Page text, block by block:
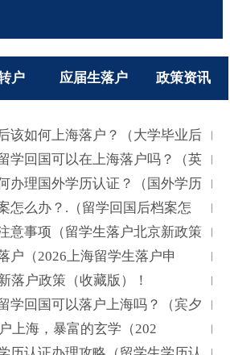
户 应届生落户 政策资讯
该如何上海落户？（大学毕业后
学回国可以在上海落户吗？（英
办理国外学历认证？（国外学历
怎么办？.（留学回国后档案怎
意事项（留学生落户北京新政策
户（2026上海留学生落户申
落户政策（收藏版）！
学回国可以落户上海吗？（宾夕
上海，暴富的玄学（202